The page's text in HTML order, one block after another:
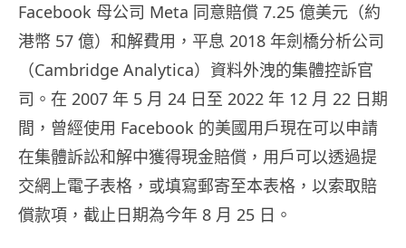
Facebook 母公司 Meta 同意賠償 7.25 億美元（約
港幣 57 億）和解費用，平息 2018 年劍橋分析公司
（Cambridge Analytica）資料外洩的集體控訴官
司。在 2007 年 5 月 24 日至 2022 年 12 月 22 日期
間，曾經使用 Facebook 的美國用戶現在可以申請
在集體訴訟和解中獲得現金賠償，用戶可以透過提
交網上電子表格，或填寫郵寄至本表格，以索取賠
償款項，截止日期為今年 8 月 25 日。